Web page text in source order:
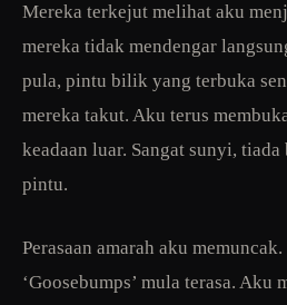
Mereka terkejut melihat aku
mereka tidak mendengar
pula, pintu bilik yang terbuka
mereka takut. Aku terus
keadaan luar. Sangat sunyi,
pintu.
Perasaan amarah aku
‘Goosebumps’ mula terasa. Aku